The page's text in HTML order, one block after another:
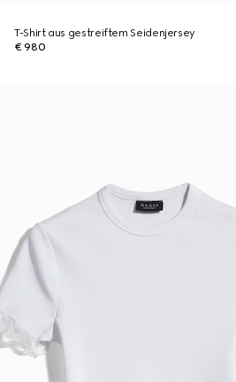
T-Shirt aus gestreiftem Seidenjersey
€ 980